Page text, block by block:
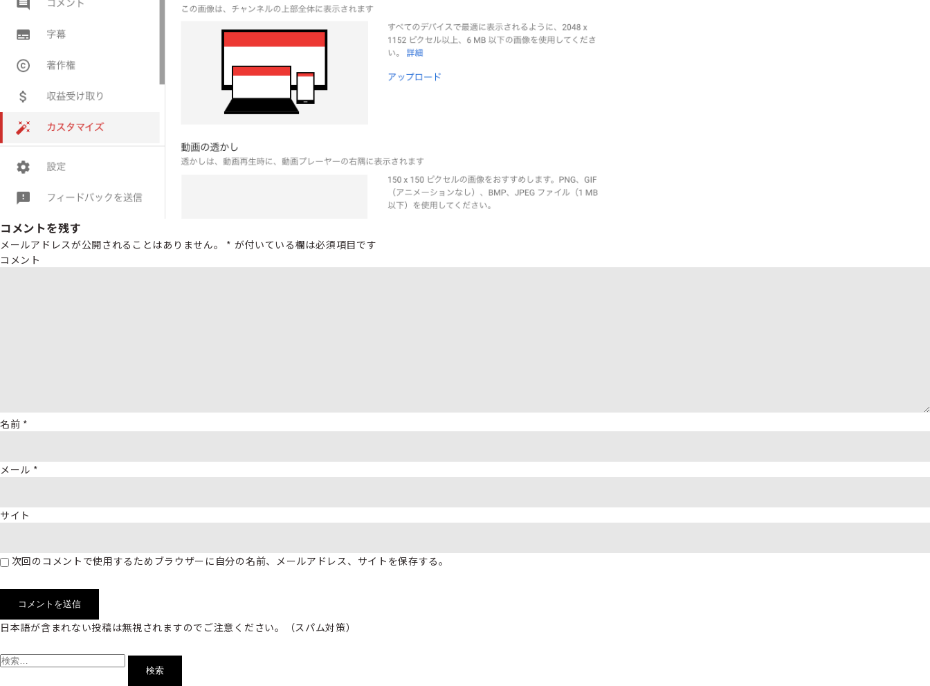
コメントを残す
メールアドレスが公開されることはありません。 * が付いている欄は必須項目です
コメント
名前 *
メール *
サイト
次回のコメントで使用するためブラウザーに自分の名前、メールアドレス、サイトを保存する。
日本語が含まれない投稿は無視されますのでご注意ください。（スパム対策）
索: